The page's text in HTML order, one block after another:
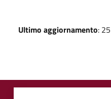
Ultimo aggiornamento: